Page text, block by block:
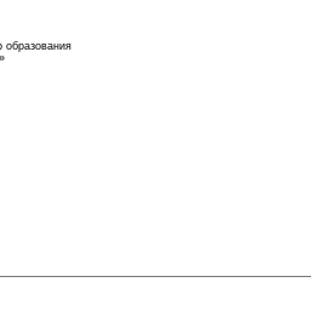
образования